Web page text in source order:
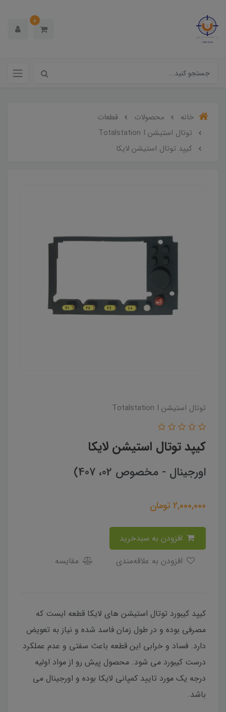
0
خانه محصولات
قطعات
توتال استیشن Totalstation I
کیپد توتال استیشن لایکا
توتال استیشن Totalstation I
کیپد توتال استیشن لایکا
اورجینال - مخصوص 02، 407)
2,000,000 تومان
مقایسه
کیپد کیبورد توتال استیشن های لایکا قطعه ایست که
مصرفی بوده و در طول زمان فاسد شده و نیاز به تعویض
دارد. فساد و خرابی این قطعه باعث سفتی و عدم عملکرد
درست کیبورد می شود. محصول پیش رو از مواد اولیه
درجه یک مورد تایید کمپانی لایکا بوده و اورجینال می
باشد.